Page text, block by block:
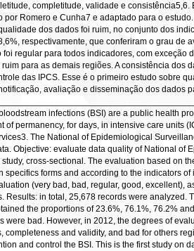
completitude, validade e
por Romero e Cunha7 e adaptado para o
dos dados foi ruim, no conjunto dos
respectivamente, que conferiram o grau
regular para todos indicadores, com
para as demais regiões. A consistência
das IPCS. Esse é o primeiro estudo sobre
avaliação e disseminação dos dados
infections (BSI) are a public health
of permanency, for days, in intensive care units
The National of Epidemiological
Objective: evaluate data quality of National of
cross-sectional. The evaluation based on
specifics forms and according to the indicators
(very bad, bad, regular, good, excellent),
Results: in total, 25,678 records were
the proportions of 23.6%, 76.1%, 76.2%
were bad. However, in 2012, the degrees of
completeness and validity, and bad for others
and control the BSI. This is the first study on